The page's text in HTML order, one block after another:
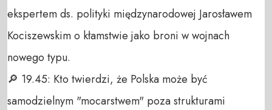
ekspertem ds. polityki międzynarodowej Jarosławem
Kociszewskim o kłamstwie jako broni w wojnach
nowego typu.
🔎 19.45: Kto twierdzi, że Polska może być
samodzielnym "mocarstwem" poza strukturami